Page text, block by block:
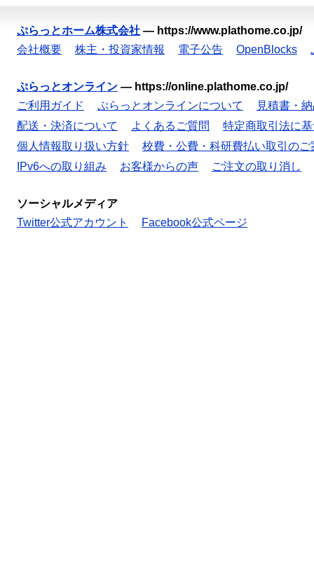
ぷらっとホーム株式会社 — https://www.plathome.co.jp/
会社概要
株主・投資家情報 電子公告 OpenBlocks
ぷらっとオンライン — https://online.plathome.co.jp/
ご利用ガイド
ぷらっとオンラインについて
見積書・
配送・決済について
よくあるご質問
特定商取引法に
個人情報取り扱い方針
校費・公費・科研費払い取引のご
IPv6への取り組み
お客様からの声 ご注文の取り消し
ソーシャルメディア
Twitter公式アカウント
Facebook公式ページ